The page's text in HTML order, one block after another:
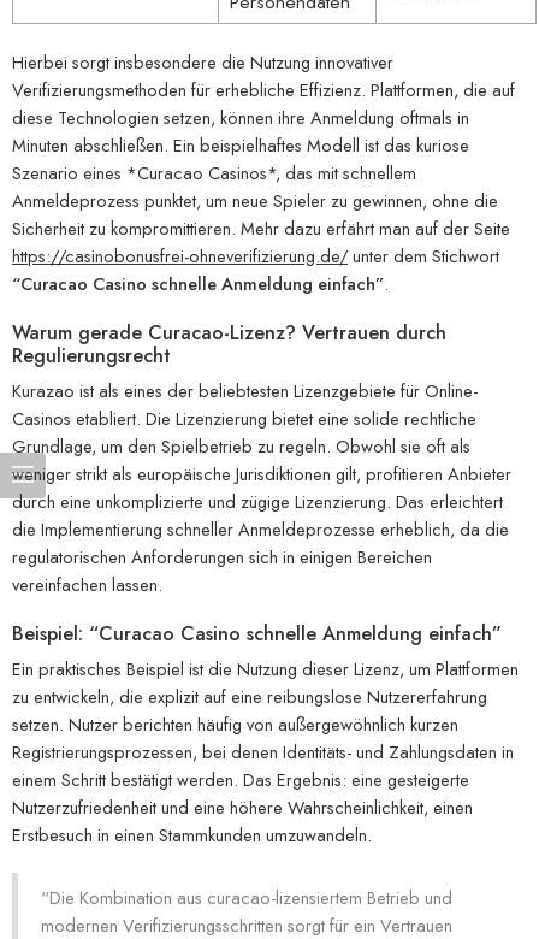
Hierbei sorgt insbesondere die Nutzung innovativer
Verifizierungsmethoden für erhebliche Effizienz. Plattformen, die auf
diese Technologien setzen, können ihre Anmeldung oftmals in
Minuten abschließen. Ein beispielhaftes Modell ist das kuriose
Szenario eines *Curacao Casinos*, das mit schnellem
Anmeldeprozess punktet, um neue Spieler zu gewinnen, ohne die
Sicherheit zu kompromittieren. Mehr dazu erfährt man auf der Seite
https://casinobonusfrei-ohneverifizierung.de/unter dem Stichwort
“Curacao Casino schnelle Anmeldung einfach”.
Warum gerade Curacao-Lizenz? Vertrauen durch
Regulierungsrecht
Kurazao ist als eines der beliebtesten Lizenzgebiete für Online-
Casinos etabliert. Die Lizenzierung bietet eine solide rechtliche
Grundlage, um den Spielbetrieb zu regeln. Obwohl sie oft als
weniger strikt als europäische Jurisdiktionen gilt, profitieren Anbieter
durch eine unkomplizierte und zügige Lizenzierung. Das erleichtert
die Implementierung schneller Anmeldeprozesse erheblich, da die
regulatorischen Anforderungen sich in einigen Bereichen
vereinfachen lassen.
Beispiel: “Curacao Casino schnelle Anmeldung einfach”
Ein praktisches Beispiel ist die Nutzung dieser Lizenz, um Plattformen
zu entwickeln, die explizit auf eine reibungslose Nutzererfahrung
setzen. Nutzer berichten häufig von außergewöhnlich kurzen
Registrierungsprozessen, bei denen Identitäts- und Zahlungsdaten in
einem Schritt bestätigt werden. Das Ergebnis: eine gesteigerte
Nutzerzufriedenheit und eine höhere Wahrscheinlichkeit, einen
Erstbesuch in einen Stammkunden umzuwandeln.
“Die Kombination aus curacao-lizensiertem Betrieb und
modernen Verifizierungsschritten sorgt für ein Vertrauen